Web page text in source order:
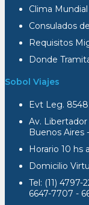
Clima Mundial
Consulados
Requisitos
Donde
Sobol Viajes
Evt Leg.
Av. Libertador
Buenos Aires
Horario 10 hs
Domicilio
Tel: (11) 4797-
6647-7707 -